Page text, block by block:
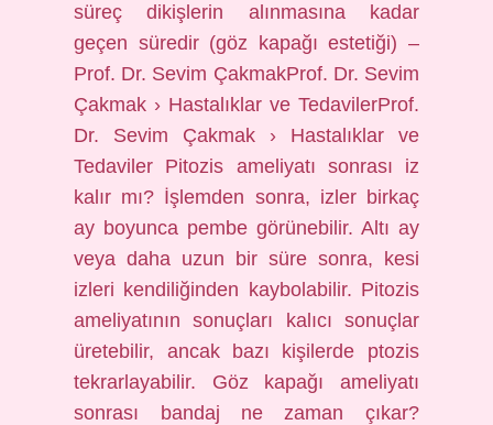
süreç dikişlerin alınmasına kadar
geçen süredir (göz kapağı estetiği) –
Prof. Dr. Sevim ÇakmakProf. Dr. Sevim
Çakmak › Hastalıklar ve TedavilerProf.
Dr. Sevim Çakmak › Hastalıklar ve
Tedaviler Pitozis ameliyatı sonrası iz
kalır mı? İşlemden sonra, izler birkaç
ay boyunca pembe görünebilir. Altı ay
veya daha uzun bir süre sonra, kesi
izleri kendiliğinden kaybolabilir. Pitozis
ameliyatının sonuçları kalıcı sonuçlar
üretebilir, ancak bazı kişilerde ptozis
tekrarlayabilir. Göz kapağı ameliyatı
sonrası bandaj ne zaman çıkar?